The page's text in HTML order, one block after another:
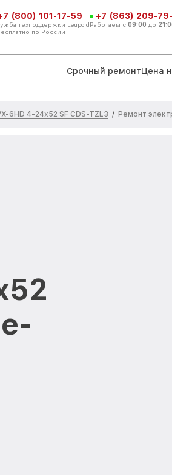
(800) 101-17-59
техподдержки Leupold
по России
+7 (863) 209-
Работаем с 09:00 до
Срочный ремонтЦена
6HD 4-24x52 SF CDS-TZL3 / Ремонт